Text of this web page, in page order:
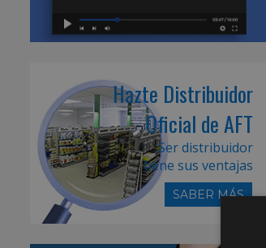
Hazte Distribuidor
Oficial de AFT
Ser distribuidor
tiene sus ventajas
SABER MÁS